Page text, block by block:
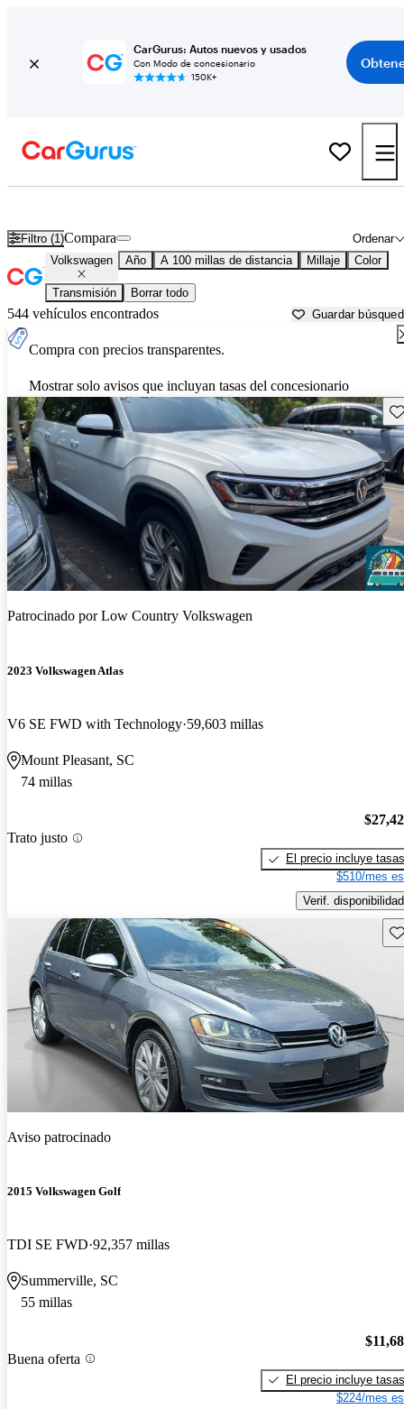
CarGurus: Autos nuevos y usados
Con Modo de concesionario
150K+
Filtro (1) Ordenar
Compara
Volkswagen Año A 100 millas de distancia Millaje Color
Transmisión Borrar todo
544 vehículos encontrados Guardar
Compra con precios transparentes.
Mostrar solo avisos que incluyan tasas del concesionario
Patrocinado porLow Country Volkswagen
2023 Volkswagen Atlas
V6 SE FWD with Technology 59,603 millas
Mount Pleasant, SC
74 millas
Trato justo
El precio incluye tasas
$510/mes
Verif. disponibilidad
Aviso patrocinado
2015 Volkswagen Golf
TDI SE FWD 92,357 millas
Summerville, SC
55 millas
Buena oferta
El precio incluye tasas
$224/mes